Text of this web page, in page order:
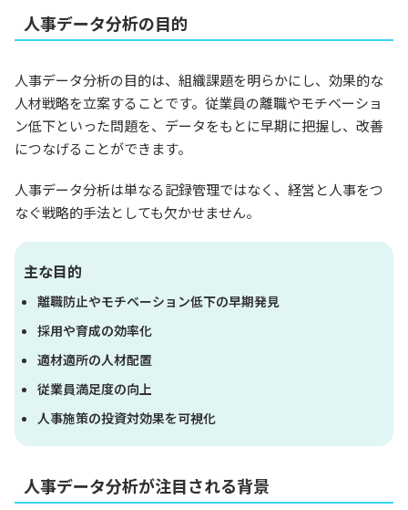
人事データ分析の目的
人事データ分析の目的は、組織課題を明らかにし、効果的な
人材戦略を立案することです。従業員の離職やモチベーショ
ン低下といった問題を、データをもとに早期に把握し、改善
につなげることができます。
人事データ分析は単なる記録管理ではなく、経営と人事をつ
なぐ戦略的手法としても欠かせません。
主な目的
離職防止やモチベーション低下の早期発見
採用や育成の効率化
適材適所の人材配置
従業員満足度の向上
人事施策の投資対効果を可視化
人事データ分析が注目される背景